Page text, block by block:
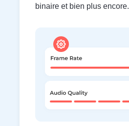
binaire et bien plus encore.